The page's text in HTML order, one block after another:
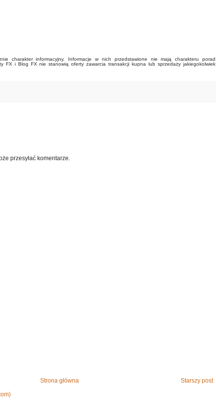
charakter informacyjny. Informacje w nich przedstawione nie mają charakteru porad
FX i Blog FX nie stanowią oferty zawarcia transakcji kupna lub sprzedaży jakiegokolwiek
przesyłać komentarze.
Starszy post
Strona główna